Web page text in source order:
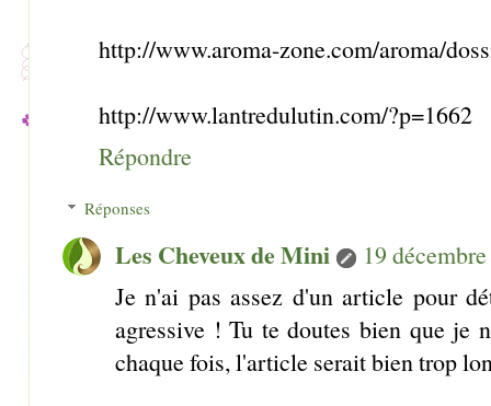
http://www.aroma-zone.com/aroma/
http://www.lantredulutin.com/?p=1662
Répondre
Réponses
Les Cheveux de Mini
19
Je n'ai pas assez d'un article pour
agressive ! Tu te doutes bien que je
chaque fois, l'article serait bien trop